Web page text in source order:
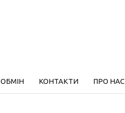
КОНТАКТИ ПРО НАС